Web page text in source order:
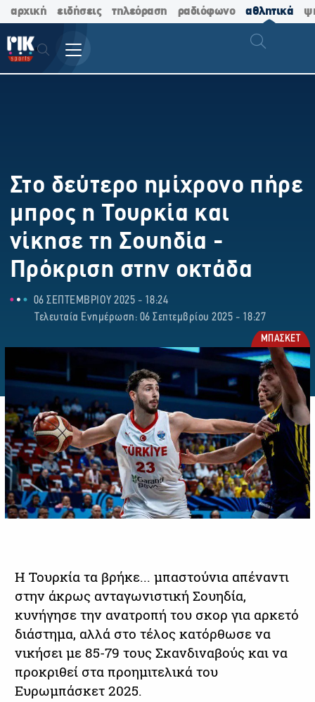
αρχική ειδήσεις τηλεόραση ραδιόφωνο αθλητικά
Στο δεύτερο ημίχρονο πήρε
μπρος η Τουρκία και
νίκησε τη Σουηδία -
Πρόκριση στην οκτάδα
06 ΣΕΠΤΕΜΒΡΙΟΥ 2025 - 18:24
Τελευταία Ενημέρωση: 06 Σεπτεμβρίου 2025 - 18:27
ΜΠΑΣΚΕΤ
Η Τουρκία τα βρήκε... μπαστούνια απέναντι
στην άκρως ανταγωνιστική Σουηδία,
κυνήγησε την ανατροπή του σκορ για αρκετό
διάστημα, αλλά στο τέλος κατόρθωσε να
νικήσει με 85-79 τους Σκανδιναβούς και να
προκριθεί στα προημιτελικά του
Ευρωμπάσκετ 2025.